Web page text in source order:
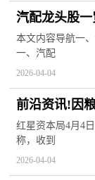
汽配龙头股
本文内容导航一
一、汽配
2026-04-04
前沿资讯!因
被责令改正
红星资本局4月4
称，收到
2026-04-04